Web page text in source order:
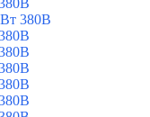
380В